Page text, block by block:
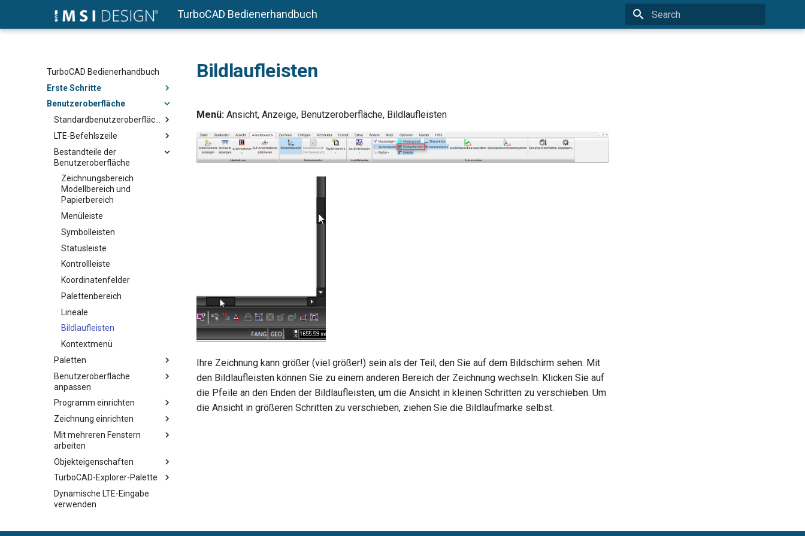
TurboCAD Bedienerhandbuch
TurboCAD Bedienerhandbuch
Erste Schritte
Benutzeroberfläche
LTE-Befehlszeile
Bestandteile der
Benutzeroberfläche
Zeichnungsbereich
Modellbereich und
Papierbereich
Menüleiste
Symbolleisten
Statusleiste
Kontrollleiste
Koordinatenfelder
Palettenbereich
Lineale
Bildlaufleisten
Kontextmenü
Paletten
Benutzeroberfläche
anpassen
Programm einrichten
Zeichnung einrichten
Mit mehreren Fenstern
arbeiten
Objekteigenschaften
TurboCAD-Explorer-Palette
Dynamische LTE-Eingabe
verwenden
Bildlaufleisten
Menü: Ansicht, Anzeige, Benutzeroberfläche, Bildlaufleisten
Ihre Zeichnung kann größer (viel größer!) sein als der Teil, den Sie auf dem Bildschirm sehen. Mit
den Bildlaufleisten können Sie zu einem anderen Bereich der Zeichnung wechseln. Klicken Sie auf
die Pfeile an den Enden der Bildlaufleisten, um die Ansicht in kleinen Schritten zu verschieben. Um
die Ansicht in größeren Schritten zu verschieben, ziehen Sie die Bildlaufmarke selbst.